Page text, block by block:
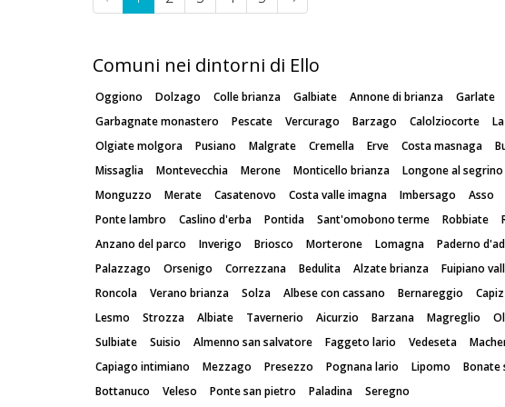
Comuni nei dintorni di Ello
Oggiono Dolzago Colle brianza Galbiate Annone di brianza Garlate
Garbagnate monastero
Pescate Vercurago Barzago Calolziocorte
Olgiate molgora
Pusiano Malgrate Cremella Erve Costa masnaga
Missaglia
Montevecchia Merone Monticello brianza Longone al segrino
Monguzzo
Merate Casatenovo Costa valle imagna Imbersago Asso
Ponte lambro
Caslino d'erba Pontida Sant'omobono terme Robbiate
Anzano del parco
Inverigo Briosco Morterone Lomagna Paderno
Palazzago
Orsenigo Correzzana Bedulita Alzate brianza Fuipiano
Roncola
Verano brianza Solza Albese con cassano Bernareggio
Lesmo
Strozza Albiate Tavernerio Aicurzio Barzana Magreglio
Sulbiate
Suisio Almenno san salvatore Faggeto lario Vedeseta
Capiago intimiano
Mezzago Presezzo Pognana lario Lipomo Bonate
Bottanuco
Veleso Ponte san pietro Paladina Seregno